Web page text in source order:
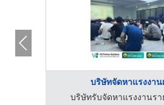
บริษัทจัดหาแรงงาน
บริษัทรับจัดหาแรงงานร